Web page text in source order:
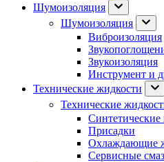
Шумоизоляция
Шумоизоляция
Виброизоляция
Звукоизоляция
Инструмент и
Технические жидкости
Технические
Синтетические
Присадки
Охлаждающие
Сервисные